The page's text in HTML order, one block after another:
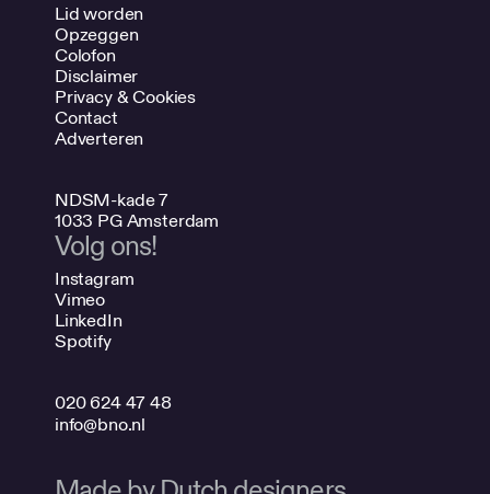
Lid worden
Opzeggen
Colofon
Disclaimer
Privacy & Cookies
Contact
Adverteren
NDSM-kade 7
1033 PG Amsterdam
Volg ons!
Instagram
Vimeo
LinkedIn
Spotify
020 624 47 48
info@bno.nl